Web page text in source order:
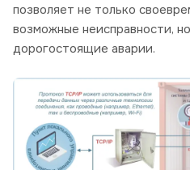
позволяет не только
возможные неисправности,
дорогостоящие аварии.